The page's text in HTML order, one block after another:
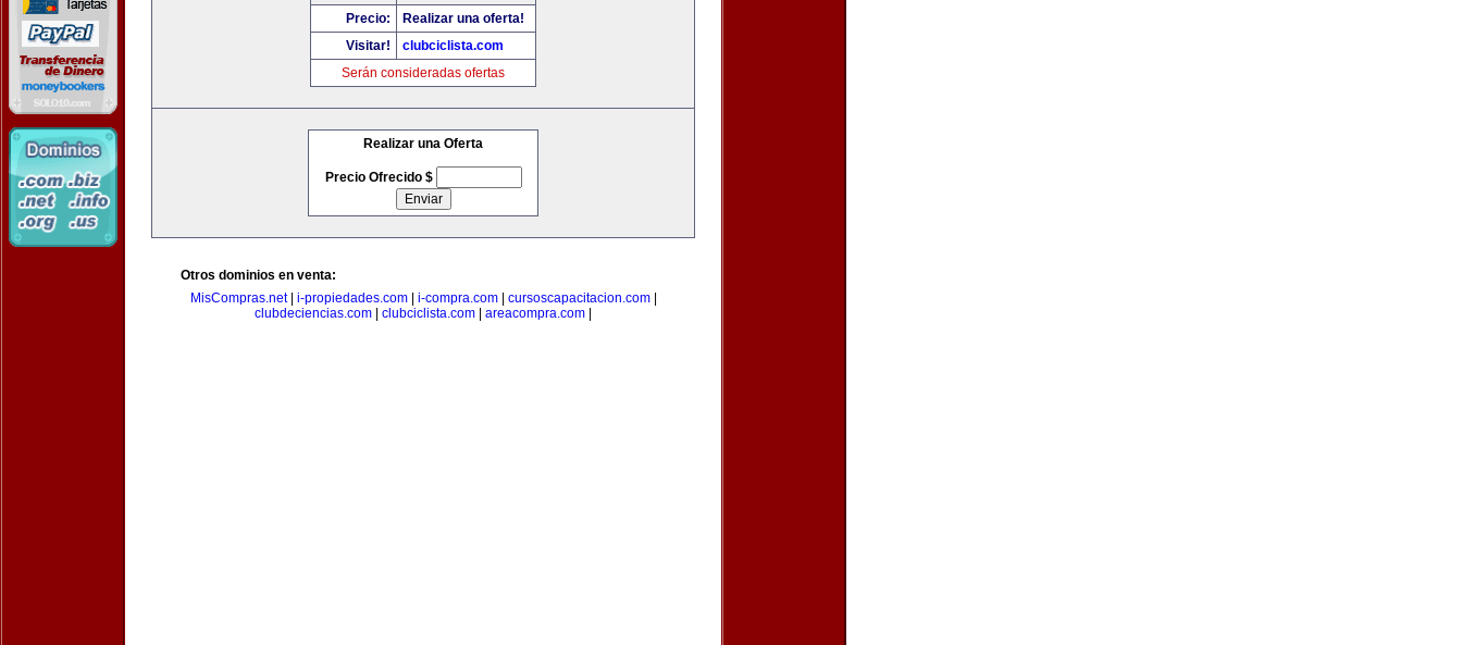
Precio:
Realizar una oferta!
Visitar!
clubciclista.com
Serán consideradas ofertas
Realizar una Oferta
Precio Ofrecido $
Otros dominios en venta:
MisCompras.net| i-propiedades.com| i-compra.com| cursoscapacitacion.com|
clubdeciencias.com
clubciclista.com areacompra.com